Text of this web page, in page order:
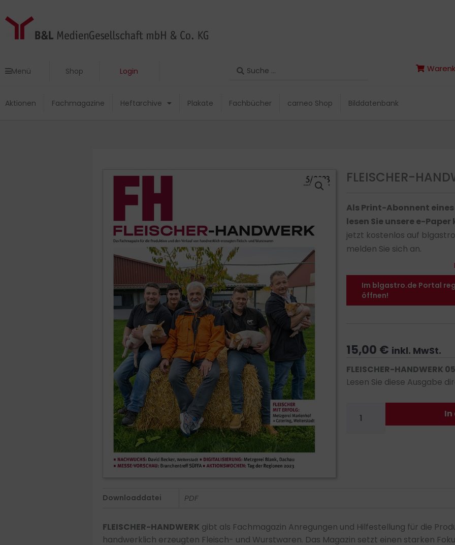
Inhalt
Menü Shop Login
Search
Aktionen Fachmagazine Heftarchive Plakate Fachbücher carneo Shop Bilddatenbank
Menü Shop Login
Search
Aktionen Fachmagazine Heftarchive Plakate Fachbücher carneo Shop Bilddatenbank
FLEISCHER-
Als Print-Abonnent
lesen Sie unsere e-
jetzt kostenlos auf
melden Sie sich an.
Im blgastro.de Portal
öffnen!
15,00 € inkl. MwSt.
FLEISCHER-HANDWERK
Lesen Sie diese Ausgabe
HANDWERK
In
Downloaddatei PDF
FLEISCHER-HANDWERK gibt als Fachmagazin Anregungen und Hilfestellung für die
handwerklich erzeugten Fleisch- und Wurstwaren. Das Magazin setzt einen starken